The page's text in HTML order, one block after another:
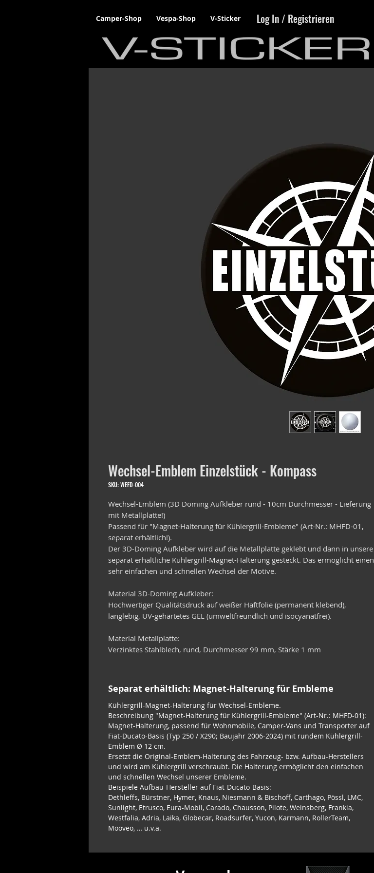
Camper-Shop Vespa-Shop V-Sticker Log In / Registrieren
Wechsel-Emblem Einzelstück - Kompass
SKU: WEFD-004
Wechsel-Emblem (3D Doming Aufkleber rund - 10cm Durchmesser - Lieferung
mit Metallplatte!)
Passend für "Magnet-Halterung für Kühlergrill-Embleme" (Art-Nr.: MHFD-01,
separat erhältlich!).
Der 3D-Doming Aufkleber wird auf die Metallplatte geklebt und dann in unsere
separat erhältliche Kühlergrill-Magnet-Halterung gesteckt. Das ermöglicht einen
sehr einfachen und schnellen Wechsel der Motive.
Material 3D-Doming Aufkleber:
Hochwertiger Qualitätsdruck auf weißer Haftfolie (permanent klebend),
langlebig, UV-gehärtetes GEL (umweltfreundlich und isocyanatfrei).
Material Metallplatte:
Verzinktes Stahlblech, rund, Durchmesser 99 mm, Stärke 1 mm
Separat erhältlich: Magnet-Halterung für Embleme
Kühlergrill-Magnet-Halterung für Wechsel-Embleme.
Beschreibung "Magnet-Halterung für Kühlergrill-Embleme" (Art-Nr.: MHFD-01):
Magnet-Halterung, passend für Wohnmobile, Camper-Vans und Transporter auf
Fiat-Ducato-Basis (Typ 250 / X290; Baujahr 2006-2024) mit rundem Kühlergrill-
Emblem Ø 12 cm.
Ersetzt die Original-Emblem-Halterung des Fahrzeug- bzw. Aufbau-Herstellers
und wird am Kühlergrill verschraubt. Die Halterung ermöglicht den einfachen
und schnellen Wechsel unserer Embleme.
Beispiele Aufbau-Hersteller auf Fiat-Ducato-Basis:
Dethleffs, Bürstner, Hymer, Knaus, Niesmann & Bischoff, Carthago, Pössl, LMC,
Sunlight, Etrusco, Eura-Mobil, Carado, Chausson, Pilote, Weinsberg, Frankia,
Westfalia, Adria, Laika, Globecar, Roadsurfer, Yucon, Karmann, RollerTeam,
Mooveo, … u.v.a.